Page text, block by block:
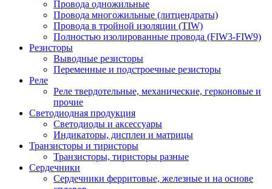
Провода одножильные
Провода многожильные (литцендраты)
Провода в тройной изоляции (TIW)
Полностью изолированные провода (FIW3-FIW9)
Резисторы
Выводные резисторы
Переменные и подстроечные резисторы
Реле
Реле твердотельные, механические, герконовые и
прочие
Светодиодная продукция
Светодиоды и аксессуары
Индикаторы, дисплеи и матрицы
Транзисторы и тиристоры
Транзисторы, тиристоры разные
Сердечники
Сердечники ферритовые, железные и на основе